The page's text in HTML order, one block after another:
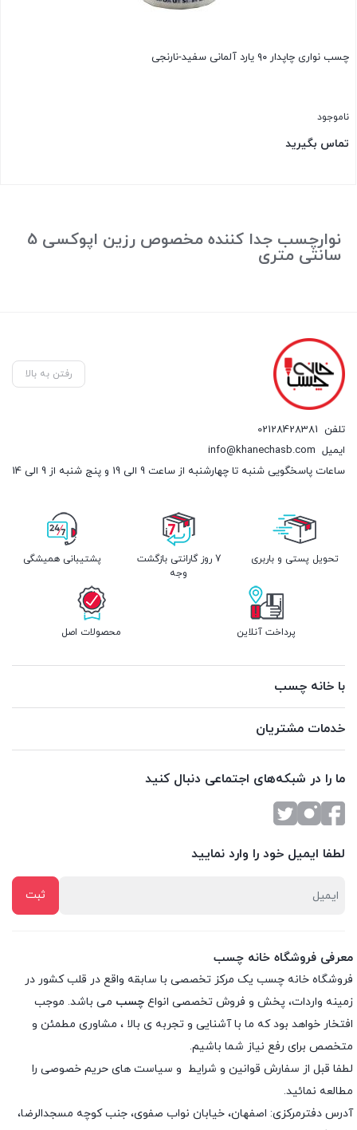
چسب نواری چاپدار ۹۰ یارد آلمانی سفید-نارنجی
ناموجود
تماس بگیرید
نوارچسب جدا کننده مخصوص رزین اپوکسی 5
سانتی متری
رفتن به بالا
تلفن 02128428381
ایمیل info@khanechasb.com
ساعات پاسخگویی شنبه تا چهارشنبه از ساعت 9 الی 19 و پنج شنبه از 9 الی 14
تحویل پستی و باربری
7 روز گارانتی بازگشت
وجه
پشتیبانی همیشگی
پرداخت آنلاین محصولات اصل
با خانه چسب
خدمات مشتریان
ما را در شبکه‌های اجتماعی دنبال کنید
لطفا ایمیل خود را وارد نمایید
معرفی فروشگاه خانه چسب
فروشگاه خانه چسب یک مرکز تخصصی با سابقه واقع در قلب کشور در
زمینه واردات، پخش و فروش تخصصی انواع چسب می باشد. موجب
افتخار خواهد بود که ما با آشنایی و تجربه ی بالا ، مشاوری مطمئن و
متخصص برای رفع نیاز شما باشیم.
لطفا قبل از سفارش قوانین و شرایط و سیاست های حریم خصوصی را
مطالعه نمائید.
آدرس دفترمرکزی: اصفهان، خیابان نواب صفوی، جنب کوچه مسجدالرضا،